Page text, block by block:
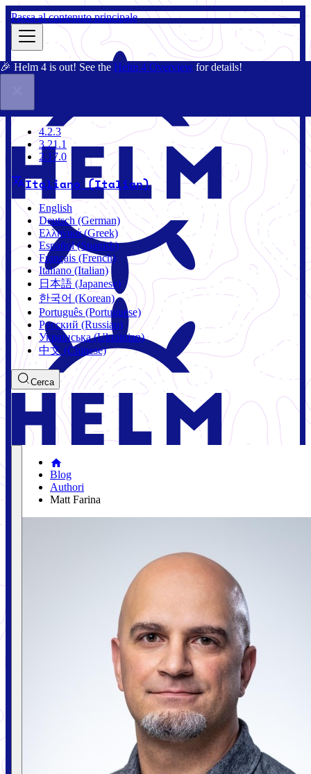
Passa al contenuto principale
🎉 Helm 4 is out! See the Helm 4 Overview for details!
4.2.3
4.2.3
3.21.1
2.17.0
Italiano (Italian)
English
Deutsch (German)
Ελληνικά (Greek)
Español (Spanish)
Français (French)
Italiano (Italian)
日本語 (Japanese)
한국어 (Korean)
Português (Portuguese)
Русский (Russian)
Українська (Ukrainian)
中文 (Chinese)
Cerca
Blog
Authori
Matt Farina